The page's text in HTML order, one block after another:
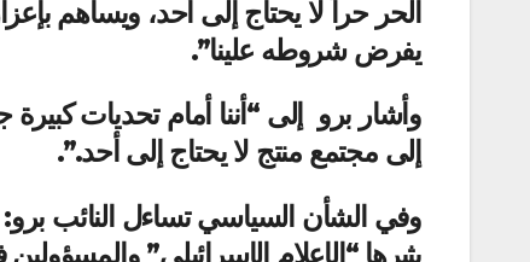
الحر حراً لا يحتاج إلى أحد، ويساهم
يفرض شروطه علينا”.
وأشار برو إلى “أننا أمام تحديات
إلى مجتمع منتج لا يحتاج إلى أحد.”.
وفي الشأن السياسي تساءل النائب برو:
يثيرها “الإعلام الإسرائيلي”